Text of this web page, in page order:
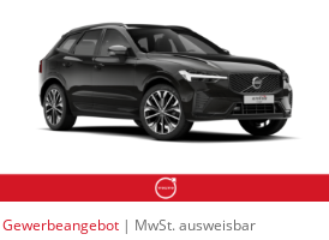
Gewerbeangebot| MwSt. ausweisbar